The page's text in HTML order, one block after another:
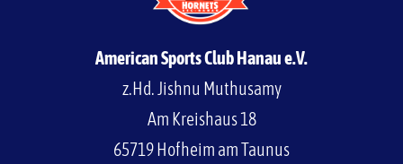
American Sports Club Hanau e.V.
z.Hd. Jishnu Muthusamy
Am Kreishaus 18
65719 Hofheim am Taunus